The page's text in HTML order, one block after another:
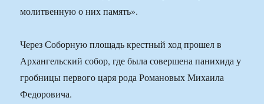
молитвенную о них память».
Через Соборную площадь крестный ход прошел в
Архангельский собор, где была совершена панихида у
гробницы первого царя рода Романовых Михаила
Федоровича.